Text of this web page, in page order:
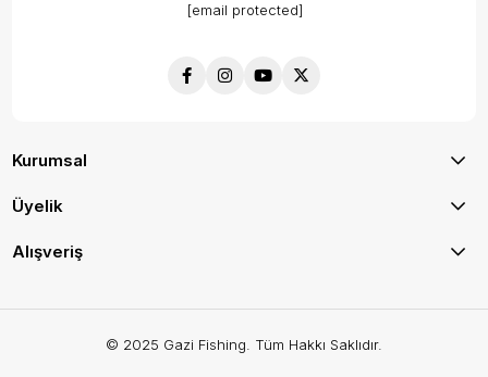
[email protected]
Kurumsal
Üyelik
Alışveriş
© 2025 Gazi Fishing. Tüm Hakkı Saklıdır.